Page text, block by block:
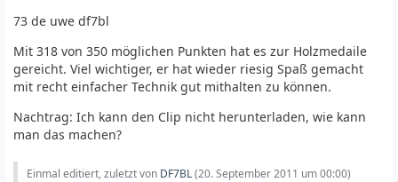
73 de uwe df7bl
Mit 318 von 350 möglichen Punkten hat es zur Holzmedaile
gereicht. Viel wichtiger, er hat wieder riesig Spaß gemacht
mit recht einfacher Technik gut mithalten zu können.
Nachtrag: Ich kann den Clip nicht herunterladen, wie kann
man das machen?
Einmal editiert, zuletzt von DF7BL(20. September 2011 um 00:00)